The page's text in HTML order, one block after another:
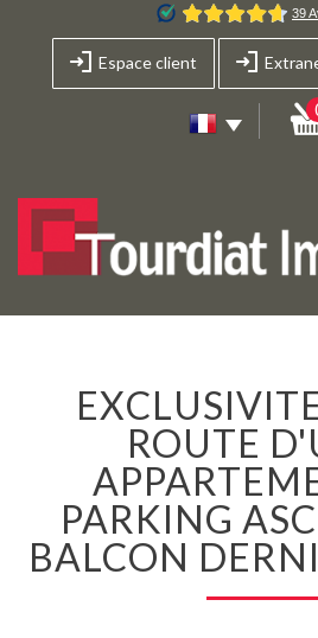
Espace client
EXCLUSIVITE NIMES
ROUTE
PARKING
BALCON